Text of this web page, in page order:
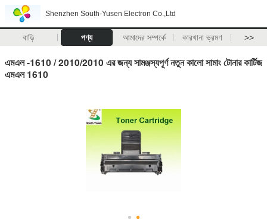
Shenzhen South-Yusen Electron Co.,Ltd
বাড়ি পণ্য আমাদের সম্পর্কে কারখানা ভ্রমণ >>
এমএল -1610 / 2010/2010 এর জন্য সামঞ্জস্যপূর্ণ নতুন কালো সামাং টোনার কার্টিজ
এমএল 1610